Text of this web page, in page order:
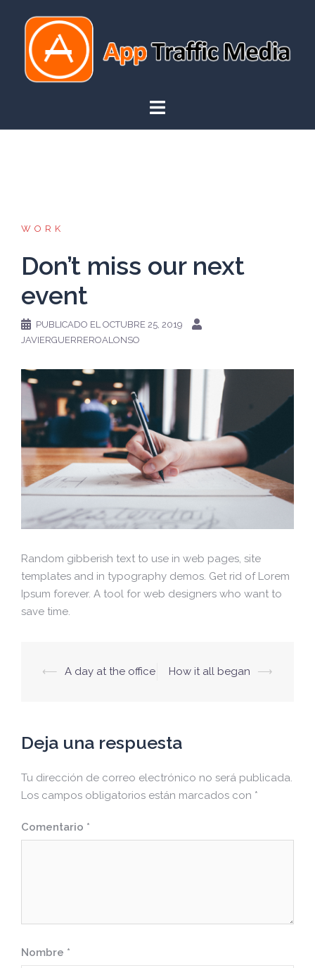
contenido
WORK
Don’t miss our next
event
PUBLICADO ELOCTUBRE 25, 2019
JAVIERGUERREROALONSO
Random gibberish text to use in web pages, site
templates and in typography demos. Get rid of Lorem
Ipsum forever. A tool for web designers who want to
save time.
Navegación
⟵ A day at the office How it all began ⟶
Deja una respuesta
Tu dirección de correo electrónico no será publicada.
Los campos obligatorios están marcados con *
Comentario *
Nombre *